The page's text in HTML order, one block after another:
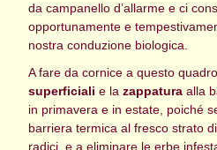
da campanello d’allarme e ci
opportunamente e
nostra conduzione biologica.
A fare da cornice a questo
superficiali e lazappaturaalla
in primavera e in estate, poiché
barriera termica al fresco strato
radici, e a eliminare le erbe